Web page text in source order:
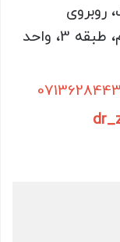
روبروی
مخابرات ولیعصر، ساختمان ژنوم، طبقه 3، واحد